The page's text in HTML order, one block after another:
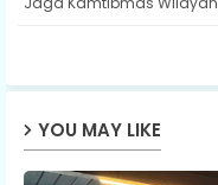
YOU MAY LIKE